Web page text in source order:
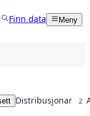
Finn data Meny
Distribusjonar 2